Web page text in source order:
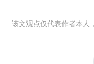
该文观点仅代表作者本人